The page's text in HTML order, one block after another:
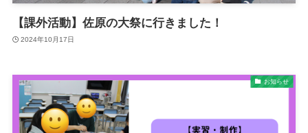
【課外活動】佐原の大祭に行きました！
2024年10月17日
お知らせ